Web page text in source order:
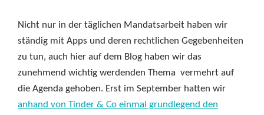
Nicht nur in der täglichen Mandatsarbeit haben wir
ständig mit Apps und deren rechtlichen Gegebenheiten
zu tun, auch hier auf dem Blog haben wir das
zunehmend wichtig werdenden Thema vermehrt auf
die Agenda gehoben. Erst im September hatten wir
anhand von Tinder & Co einmal grundlegend den